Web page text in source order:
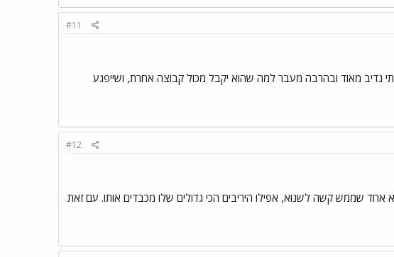
#11
מה שאני ראיתי היה 45 לשלוש שנים , לפי דעתי נדיב מאוד ובהרבה מעבר למה שהוא יקבל מכול קבוצה אחרת, ושייפגע
#12
שממש קשה לשנוא, אפילו היריבים הכי גדולים שלו מכבדים אותו. עם זאת